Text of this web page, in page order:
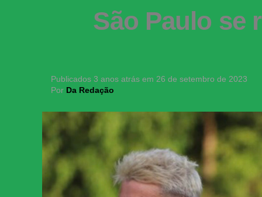
São Paulo se
Publicados 3 anos atrás em 26 de setembro de 2023
Por Da Redação